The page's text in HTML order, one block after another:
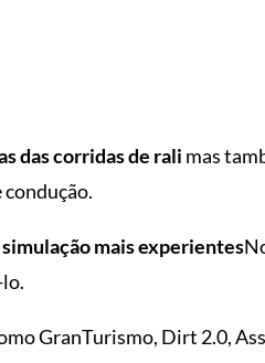
das corridas de rali mas
condução.
simulação mais experientes
GranTurismo, Dirt 2.0,